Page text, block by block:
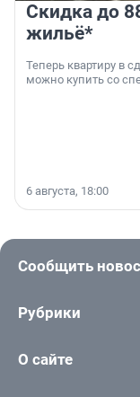
Скидка до
жильё*
Теперь квартиру в
можно купить со
6 августа, 18:00
Сообщить
Рубрики
О сайте